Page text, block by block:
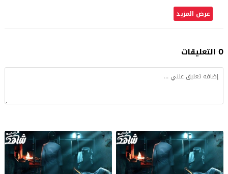
عرض المزيد
0 التعليقات